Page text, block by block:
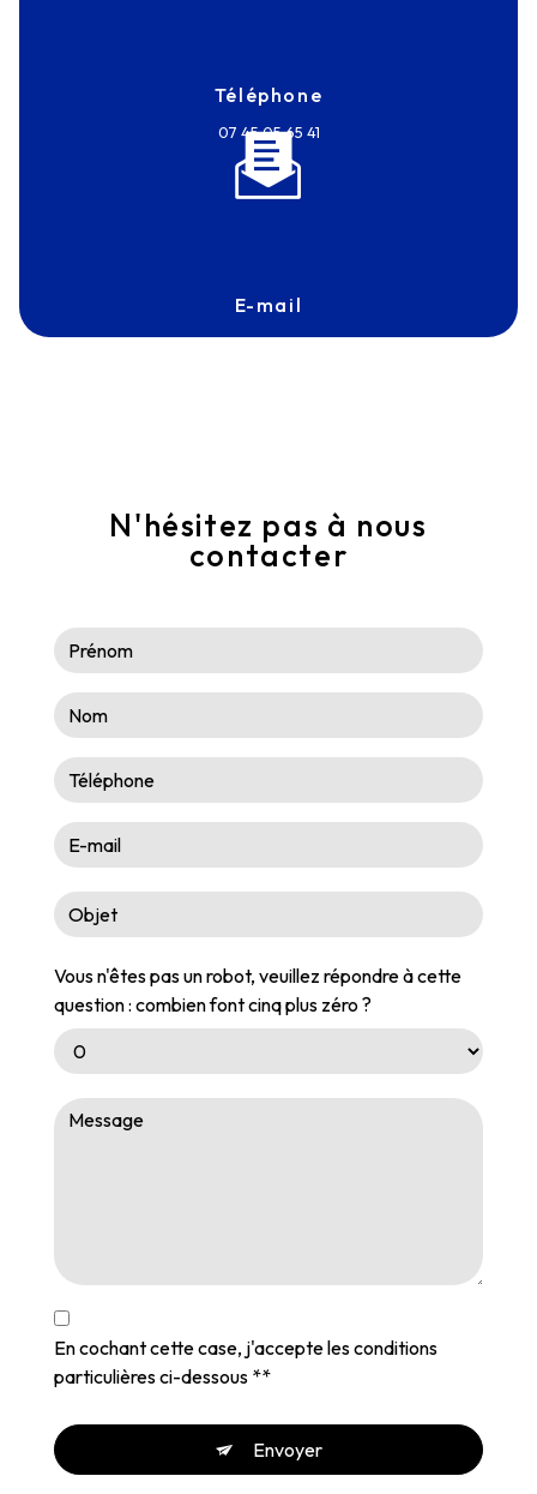
Téléphone
07 45 05 65 41
E-mail
frantz.touvron@antexmarine.com
N'hésitez pas à nous
contacter
Vous n'êtes pas un robot, veuillez répondre à cette
question : combien font cinq plus zéro ?
En cochant cette case, j'accepte les conditions
particulières ci-dessous **
Envoyer